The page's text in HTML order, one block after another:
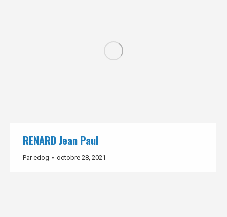
RENARD Jean Paul
Paredog octobre 28, 2021